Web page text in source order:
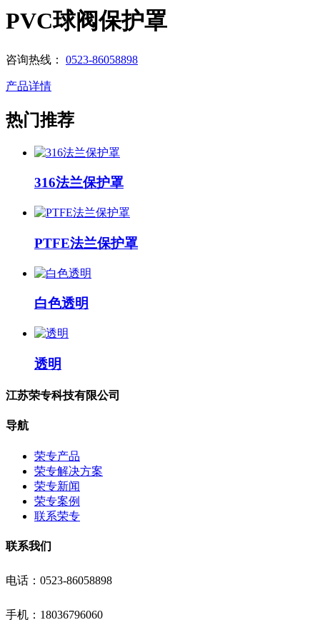
PVC球阀保护罩
咨询热线： 0523-86058898
产品详情
热门推荐
316法兰保护罩
PTFE法兰保护罩
白色透明
透明
江苏荣专科技有限公司
导航
荣专产品
荣专解决方案
荣专新闻
荣专案例
联系荣专
联系我们
电话：0523-86058898
手机：18036796060